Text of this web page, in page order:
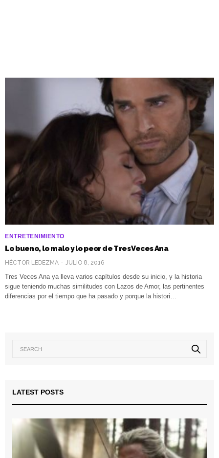
ENTRETENIMIENTO
Lo bueno, lo malo y lo peor de Tres Veces Ana
HÉCTOR LEDEZMA JULIO 8, 2016
Tres Veces Ana ya lleva varios capítulos desde su inicio, y la historia
sigue teniendo muchas similitudes con Lazos de Amor, las pertinentes
diferencias por el tiempo que ha pasado y porque la histori…
LATEST POSTS